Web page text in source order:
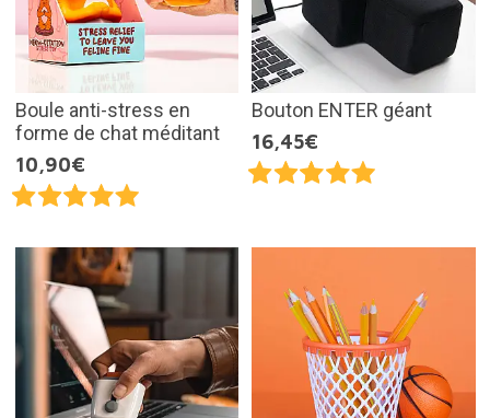
Boule anti-stress en
forme de chat méditant
10,90€
Bouton ENTER géant
16,45€